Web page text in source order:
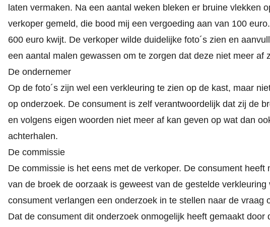
laten vermaken. Na een aantal weken bleken er bruine vlekken
verkoper gemeld, die bood mij een vergoeding aan van 100
600 euro kwijt. De verkoper wilde duidelijke foto´s zien en
een aantal malen gewassen om te zorgen dat deze niet meer
De ondernemer
Op de foto´s zijn wel een verkleuring te zien op de kast, maar
op onderzoek. De consument is zelf verantwoordelijk dat zij de
en volgens eigen woorden niet meer af kan geven op wat dan
achterhalen.
De commissie
De commissie is het eens met de verkoper. De consument
van de broek de oorzaak is geweest van de gestelde
consument verlangen een onderzoek in te stellen naar de
Dat de consument dit onderzoek onmogelijk heeft gemaakt